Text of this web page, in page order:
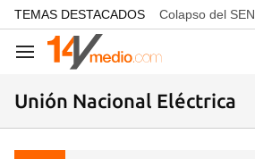
common.go-to-content
TEMAS DESTACADOS Colapso del SEN
Navegación
Unión Nacional Eléctrica